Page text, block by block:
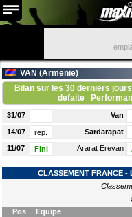
VAN (Armenie)
Bilan sur les 30 derniers
defaite
31/07 - Van
14/07 rep. Sardarapat
11/07 Fini Ararat Erevan
CLASSEMENT FRANCE -
Pos Equipe